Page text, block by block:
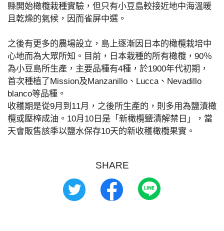
縣開始橄欖栽種實驗，但只有小豆島較接近地中海溫暖
且乾燥的氣候，因而雀屏中選。
之後有更多的農場設立，島上逐漸因日本的橄欖栽培中
心地而為大眾所知。目前，日本栽種的所有橄欖，90％
為小豆島所生產，主要品種有4種，於1900年代初期，
首次種植了Mission及Manzanillo、Lucca、Nevadillo
blanco等品種。
收穫期是從9月到11月，之後所生產的，則多用為鹽漬橄
欖或壓榨成油。10月10日是「新橄欖鹽漬解禁日」，當
天會販售該季以鹽水保存10天的新收穫橄欖果實。
SHARE